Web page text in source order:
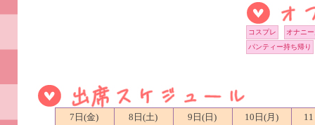
コスプレ
オナニ
パンティー持ち帰り
7日(金) 8日(土) 9日(日) 10日(月)